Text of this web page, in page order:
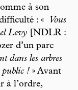
à son
: «
Vous
Levy [NDLR :
d’un parc
dans les arbres
public ! » Avant
à l’ordre,